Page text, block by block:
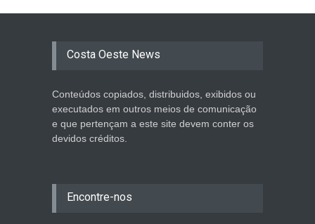
Costa Oeste News
Conteúdos copiados, distribuidos, exibidos ou
executados em outros meios de comunicação
e que pertençam a este site devem conter os
devidos créditos.
Encontre-nos